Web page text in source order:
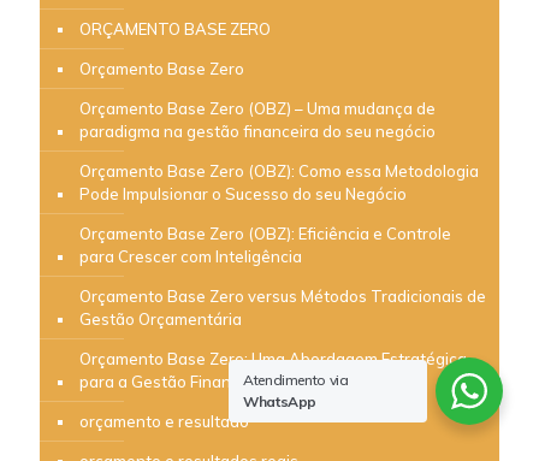
ORÇAMENTO BASE ZERO
Orçamento Base Zero
Orçamento Base Zero (OBZ) – Uma mudança de
paradigma na gestão financeira do seu negócio
Orçamento Base Zero (OBZ): Como essa Metodologia
Pode Impulsionar o Sucesso do seu Negócio
Orçamento Base Zero (OBZ): Eficiência e Controle
para Crescer com Inteligência
Orçamento Base Zero versus Métodos Tradicionais de
Gestão Orçamentária
Orçamento Base Zero: Uma Abordagem Estratégica
para a Gestão Financeira
orçamento e resultado
Atendimento via
WhatsApp